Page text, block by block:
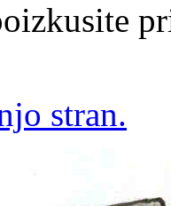
stran.